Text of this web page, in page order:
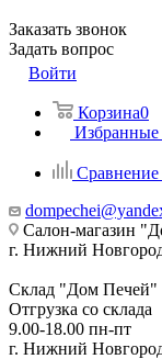
Заказать звонок
Задать вопрос
Войти
Корзина0
Избранные
Сравнение
Салон-магазин
г. Нижний
Склад "Дом Печей"
Отгрузка со склада
9.00-18.00 пн-пт
г. Нижний